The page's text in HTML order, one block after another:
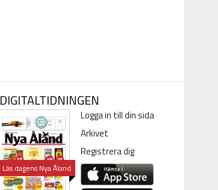
DIGITALTIDNINGEN
Läs dagens Nya Åland
Logga in till din sida
Arkivet
Registrera dig